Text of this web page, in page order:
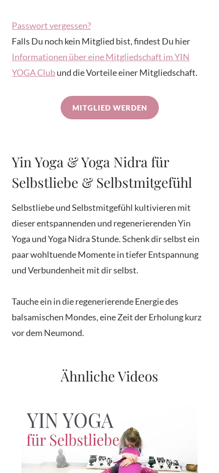
Passwort vergessen?
Falls Du noch kein Mitglied bist, findest Du hier
Informationen über eine Mitgliedschaft im YIN
YOGA Clubund die Vorteile einer Mitgliedschaft.
MITGLIED WERDEN
Yin Yoga & Yoga Nidra für
Selbstliebe & Selbstmitgefühl
Selbstliebe und Selbstmitgefühl kultivieren mit
dieser entspannenden und regenerierenden Yin
Yoga und Yoga Nidra Stunde. Schenk dir selbst ein
paar wohltuende Momente in tiefer Entspannung
und Verbundenheit mit dir selbst.
Tauche ein in die regenerierende Energie des
balsamischen Mondes, eine Zeit der Erholung kurz
vor dem Neumond.
Ähnliche Videos